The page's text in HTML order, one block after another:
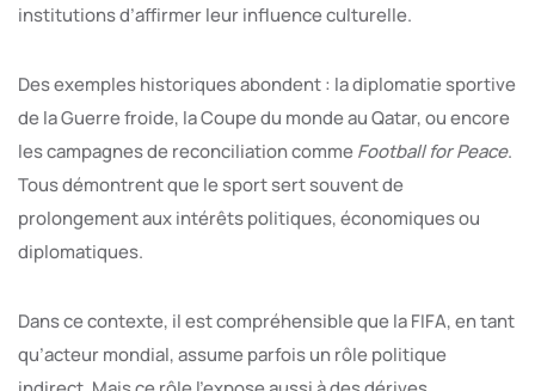
institutions d’affirmer leur influence culturelle.
Des exemples historiques abondent : la diplomatie sportive
de la Guerre froide, la Coupe du monde au Qatar, ou encore
les campagnes de reconciliation commeFootball for Peace.
Tous démontrent que le sport sert souvent de
prolongement aux intérêts politiques, économiques ou
diplomatiques.
Dans ce contexte, il est compréhensible que la FIFA, en tant
qu’acteur mondial, assume parfois un rôle politique